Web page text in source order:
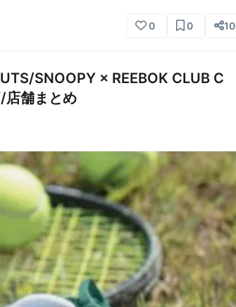
0 0 10
SNOOPY × REEBOK CLUB C
店舗まとめ